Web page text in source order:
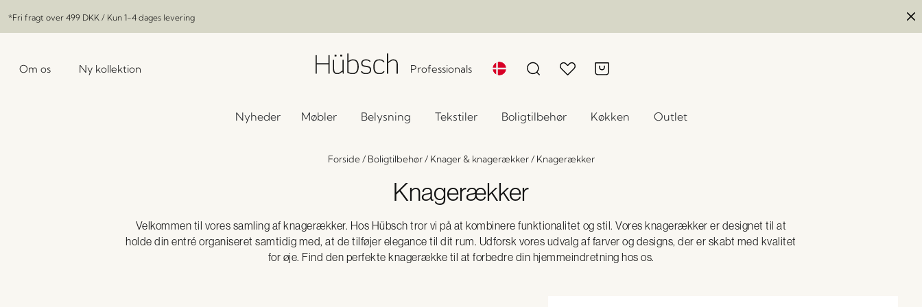
*Fri fragt over 499 DKK / Kun 1-4 dages levering
Om os Ny kollektion Professionals
Nyheder Møbler Belysning Tekstiler Boligtilbehør Køkken Outlet
Forside/ Boligtilbehør/ Knager & knagerækker/ Knagerækker
Knagerækker
Velkommen til vores samling af knagerækker. Hos Hübsch tror vi på at kombinere funktionalitet og stil. Vores knagerækker er designet til at
holde din entré organiseret samtidig med, at de tilføjer elegance til dit rum. Udforsk vores udvalg af farver og designs, der er skabt med kvalitet
for øje. Find den perfekte knagerække til at forbedre din hjemmeindretning hos os.